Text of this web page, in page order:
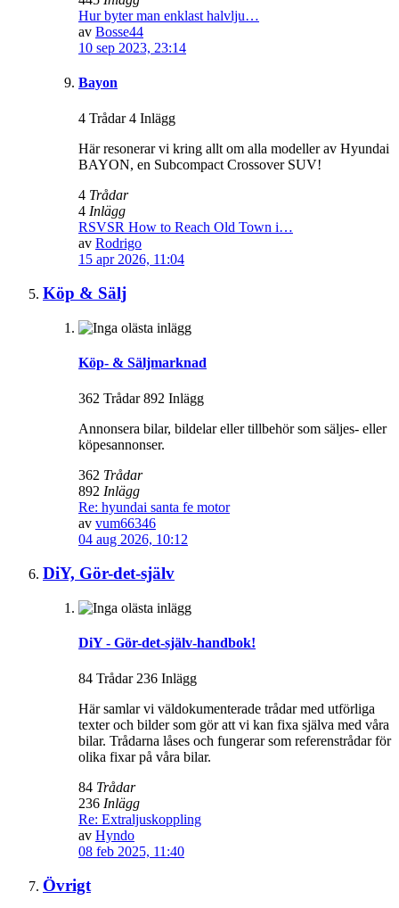
Hur byter man enklast halvlju…
av Bosse44
10 sep 2023, 23:14
Bayon
4 Trådar 4 Inlägg
Här resonerar vi kring allt om alla modeller av Hyundai
BAYON, en Subcompact Crossover SUV!
4 Trådar
4 Inlägg
RSVSR How to Reach Old Town i…
av Rodrigo
15 apr 2026, 11:04
Köp & Sälj
Köp- & Säljmarknad
362 Trådar 892 Inlägg
Annonsera bilar, bildelar eller tillbehör som säljes- eller
köpesannonser.
362 Trådar
892 Inlägg
Re: hyundai santa fe motor
av vum66346
04 aug 2026, 10:12
DiY, Gör-det-själv
DiY - Gör-det-själv-handbok!
84 Trådar 236 Inlägg
Här samlar vi väldokumenterade trådar med utförliga
texter och bilder som gör att vi kan fixa själva med våra
bilar. Trådarna låses och fungerar som referenstrådar för
olika fixar på våra bilar.
84 Trådar
236 Inlägg
Re: Extraljuskoppling
av Hyndo
08 feb 2025, 11:40
Övrigt